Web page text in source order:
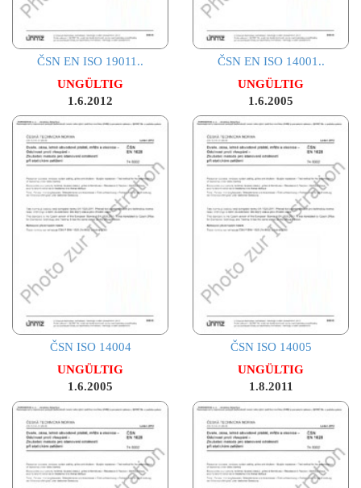
ČSN EN ISO 19011..
UNGÜLTIG
1.6.2012
ČSN EN ISO 14001..
UNGÜLTIG
1.6.2005
ČSN ISO 14004
UNGÜLTIG
1.6.2005
ČSN ISO 14005
UNGÜLTIG
1.8.2011